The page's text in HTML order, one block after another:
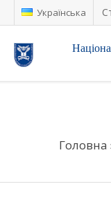
Українська
Головна